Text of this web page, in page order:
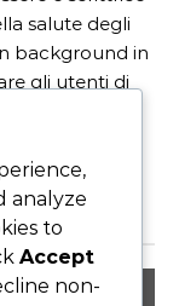
salute degli
background in
gli utenti di
occhi secchi e
ama fare
analyze
to
Accept
non-